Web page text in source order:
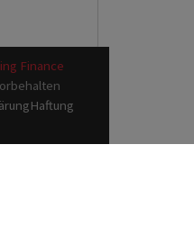
Finance
Haftung